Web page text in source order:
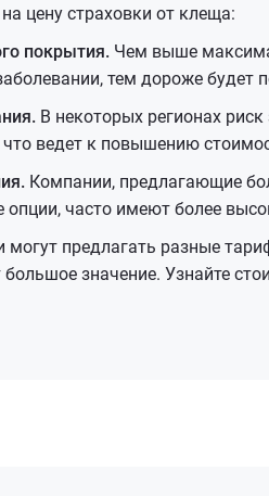
цену страховки от клеща:
покрытия. Чем выше
тем дороже будет
В некоторых регионах
ведет к повышению
Компании, предлагающие
опции, часто имеют более
могут предлагать разные
значение. Узнайте